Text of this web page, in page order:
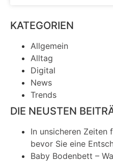
KATEGORIEN
Allgemein
Alltag
Digital
News
Trends
DIE NEUSTEN
In unsicheren Zeiten
bevor Sie eine
Baby Bodenbett –